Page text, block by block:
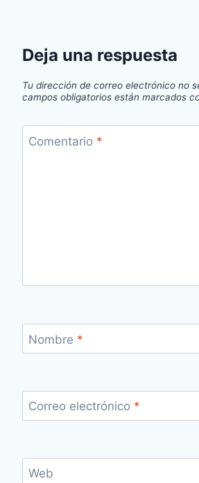
Deja una respuesta
Tu dirección de correo electrónico no
campos obligatorios están marcados
Comentario *
Nombre *
Correo electrónico *
Web